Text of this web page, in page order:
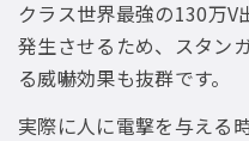
クラス世界最強の130万V
発生させるため、スタン
る威嚇効果も抜群です。
実際に人に電撃を与える